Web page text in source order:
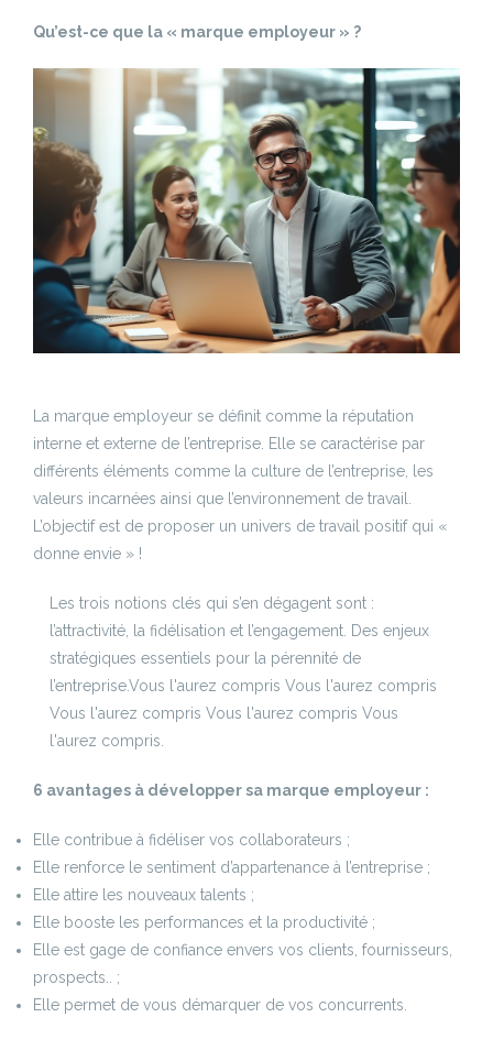
Qu’est-ce que la « marque employeur » ?
La marque employeur se définit comme la réputation
interne et externe de l’entreprise. Elle se caractérise par
différents éléments comme la culture de l’entreprise, les
valeurs incarnées ainsi que l’environnement de travail.
L’objectif est de proposer un univers de travail positif qui «
donne envie » !
Les trois notions clés qui s’en dégagent sont :
l’attractivité, la fidélisation et l’engagement. Des enjeux
stratégiques essentiels pour la pérennité de
l’entreprise.Vous l'aurez compris Vous l'aurez compris
Vous l'aurez compris Vous l'aurez compris Vous
l'aurez compris.
6 avantages à développer sa marque employeur :
Elle contribue à fidéliser vos collaborateurs ;
Elle renforce le sentiment d’appartenance à l’entreprise ;
Elle attire les nouveaux talents ;
Elle booste les performances et la productivité ;
Elle est gage de confiance envers vos clients, fournisseurs,
prospects.. ;
Elle permet de vous démarquer de vos concurrents.